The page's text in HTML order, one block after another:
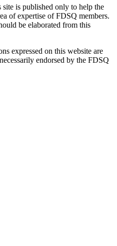
is published only to help the
of expertise of FDSQ members.
be elaborated from this
expressed on this website are
endorsed by the FDSQ